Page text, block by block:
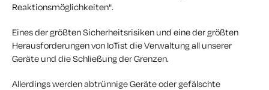
Reaktionsmöglichkeiten".
Eines der größten Sicherheitsrisiken und eine der größten
Herausforderungen von IoTist die Verwaltung all unserer
Geräte und die Schließung der Grenzen.
Allerdings werden abtrünnige Geräte oder gefälschte